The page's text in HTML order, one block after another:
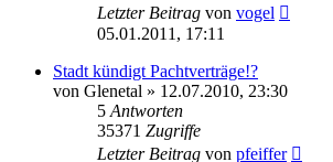
Letzter Beitrag von vogel
05.01.2011, 17:11
Stadt kündigt Pachtverträge!?
von Glenetal » 12.07.2010, 23:30
5 Antworten
35371 Zugriffe
Letzter Beitrag von pfeiffer